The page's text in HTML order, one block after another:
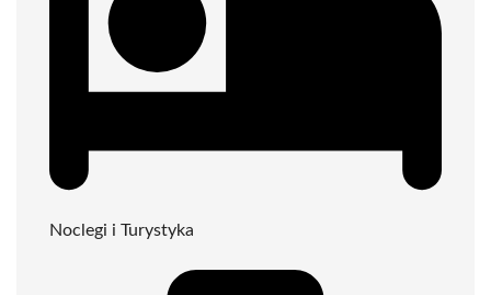
Noclegi i Turystyka